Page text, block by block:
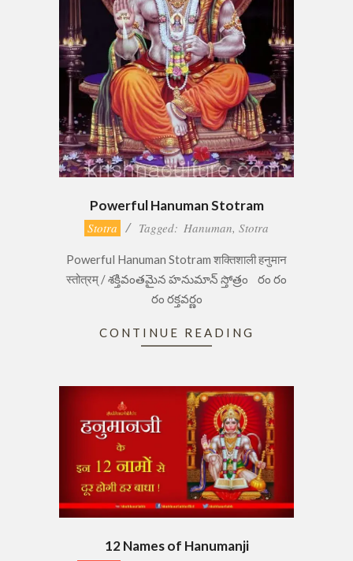
Powerful Hanuman Stotram
2022-
25
Stotra Tagged: Hanuman, Stotra
Powerful Hanuman Stotram शक्तिशाली हनुमान
स्तोत्रम् / శక్తివంతమైన హనుమాన్ స్తోత్రం రం రం
రం రక్తవర్ణం
CONTINUE READING
12 Names of Hanumanji